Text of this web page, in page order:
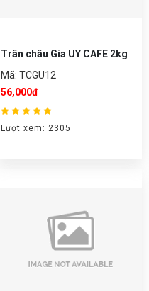
Trân châu Gia UY CAFE 2kg
Mã: TCGU12
56,000đ
Lượt xem: 2305